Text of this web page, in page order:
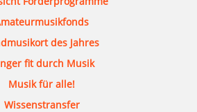
des Jahres
fit durch Musik
Musik für alle!
Wissenstransfer